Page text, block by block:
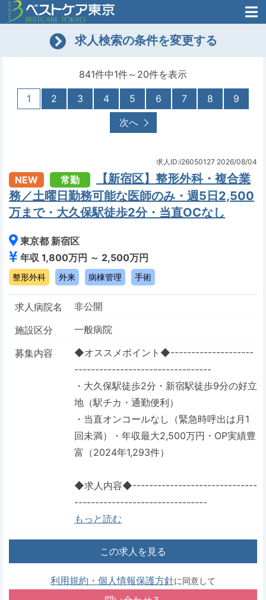
医師がはじめた
医師のための
転職支援のお問い合わせ 無料
求人検索の条件を変更する
841件中1件～20件を表示
1 2 3 4 5 6 7 8
9
次へ
求人ID:i26050127 2026/08/04
NEW 常勤
【新宿区】整形外科・複合業
務／土曜日勤務可能な医師のみ・週5日2,500
万まで・大久保駅徒歩2分・当直OCなし
東京都 新宿区
年収 1,800万円 ～ 2,500万円
整形外科 外来 病棟管理 手術
求人病院名
非公開
施設区分
一般病院
募集内容
◆オススメポイント◆--------------------
---------------------------------
・大久保駅徒歩2分・新宿駅徒歩9分の好立
地（駅チカ・通勤便利）
・当直オンコールなし（緊急時呼出は月1
回未満）・年収最大2,500万円・OP実績豊
富（2024年1,293件）
◆求人内容◆------------------------------
--------------------------------
もっと読む
この求人を見る
利用規約・個人情報保護方針に同意して